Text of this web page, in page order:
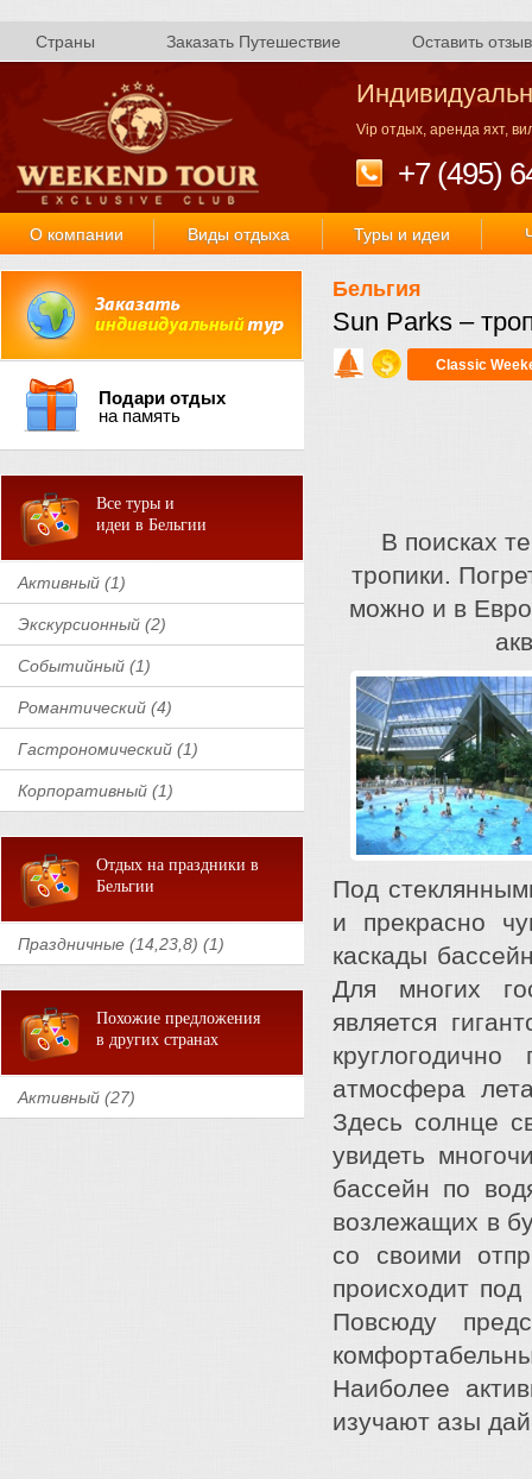
Страны Заказать Путешествие Оставить отзыв
Vip отдых, аренда яхт,
+7 (495)
О компании Виды отдыха Туры и идеи
Подари отдых
на память
Все туры и
идеи в Бельгии
Активный (1)
Экскурсионный (2)
Событийный (1)
Романтический (4)
Гастрономический (1)
Корпоративный (1)
Отдых на праздники в
Бельгии
Праздничные (14,23,8) (1)
Похожие предложения
в других странах
Активный (27)
Бельгия
Sun Parks –
Classic
В поисках
тропики.
можно и в
Под
и прекрасно
каскады
Для многих
является
атмосфера
Здесь солнце
увидеть
бассейн по
возлежащих в
со своими
происходит
Повсюду
Наиболее
изучают азы